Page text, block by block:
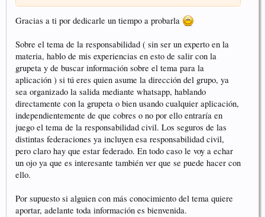
Gracias a ti por dedicarle un tiempo a probarla
Sobre el tema de la responsabilidad ( sin ser un experto en la
materia, hablo de mis experiencias en esto de salir con la
grupeta y de buscar información sobre el tema para la
aplicación ) si tú eres quien asume la dirección del grupo, ya
sea organizado la salida mediante whatsapp, hablando
directamente con la grupeta o bien usando cualquier aplicación,
independientemente de que cobres o no por ello entraría en
juego el tema de la responsabilidad civil. Los seguros de las
distintas federaciones ya incluyen esa responsabilidad civil,
pero claro hay que estar federado. En todo caso le voy a echar
un ojo ya que es interesante también ver que se puede hacer con
ello.
Por supuesto si alguien con más conocimiento del tema quiere
aportar, adelante toda información es bienvenida.